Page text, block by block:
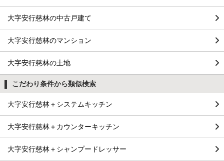
大字安行慈林の中古戸建て
大字安行慈林のマンション
大字安行慈林の土地
こだわり条件から類似検索
大字安行慈林＋システムキッチン
大字安行慈林＋カウンターキッチン
大字安行慈林＋シャンプードレッサー